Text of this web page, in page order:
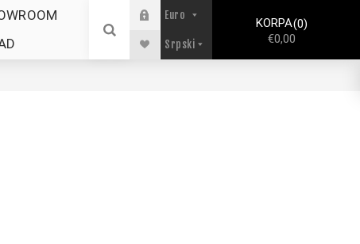
KORPA 0
€0,00